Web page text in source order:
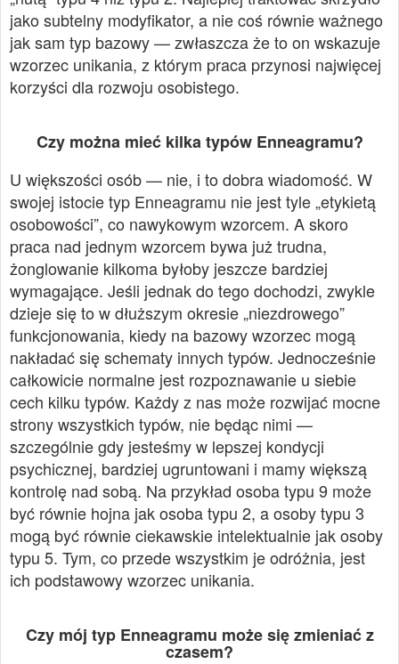
jako subtelny modyfikator, a nie coś równie ważnego
jak sam typ bazowy — zwłaszcza że to on wskazuje
wzorzec unikania, z którym praca przynosi najwięcej
korzyści dla rozwoju osobistego.
Czy można mieć kilka typów Enneagramu?
U większości osób — nie, i to dobra wiadomość. W
swojej istocie typ Enneagramu nie jest tyle „etykietą
osobowości”, co nawykowym wzorcem. A skoro
praca nad jednym wzorcem bywa już trudna,
żonglowanie kilkoma byłoby jeszcze bardziej
wymagające. Jeśli jednak do tego dochodzi, zwykle
dzieje się to w dłuższym okresie „niezdrowego”
funkcjonowania, kiedy na bazowy wzorzec mogą
nakładać się schematy innych typów. Jednocześnie
całkowicie normalne jest rozpoznawanie u siebie
cech kilku typów. Każdy z nas może rozwijać mocne
strony wszystkich typów, nie będąc nimi —
szczególnie gdy jesteśmy w lepszej kondycji
psychicznej, bardziej ugruntowani i mamy większą
kontrolę nad sobą. Na przykład osoba typu 9 może
być równie hojna jak osoba typu 2, a osoby typu 3
mogą być równie ciekawskie intelektualnie jak osoby
typu 5. Tym, co przede wszystkim je odróżnia, jest
ich podstawowy wzorzec unikania.
Czy mój typ Enneagramu może się zmieniać z
czasem?